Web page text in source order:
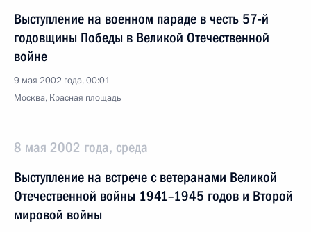
Выступление на военном параде в честь 57-й
годовщины Победы в Великой Отечественной
войне
9 мая 2002 года, 00:01
Москва, Красная площадь
8 мая 2002 года, среда
Выступление на встрече с ветеранами Великой
Отечественной войны 1941–1945 годов и Второй
мировой войны